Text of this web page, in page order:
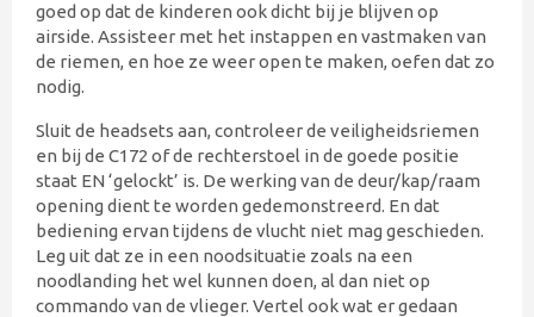
goed op dat de kinderen ook dicht bij je blijven op
airside. Assisteer met het instappen en vastmaken van
de riemen, en hoe ze weer open te maken, oefen dat zo
nodig.
Sluit de headsets aan, controleer de veiligheidsriemen
en bij de C172 of de rechterstoel in de goede positie
staat EN ‘gelockt’ is. De werking van de deur/kap/raam
opening dient te worden gedemonstreerd. En dat
bediening ervan tijdens de vlucht niet mag geschieden.
Leg uit dat ze in een noodsituatie zoals na een
noodlanding het wel kunnen doen, al dan niet op
commando van de vlieger. Vertel ook wat er gedaan